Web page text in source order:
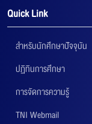
Quick Link
สำหรับนักศึกษาปัจจุบัน
ปฏิทินการศึกษา
การจัดการความรู้
TNI Webmail